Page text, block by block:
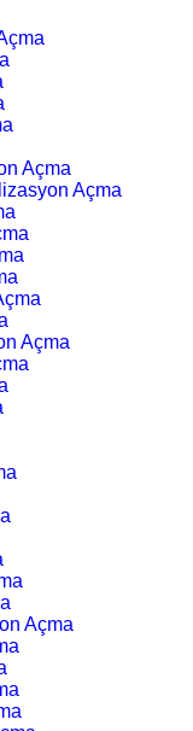
Açma
Açma
Açma
Açma